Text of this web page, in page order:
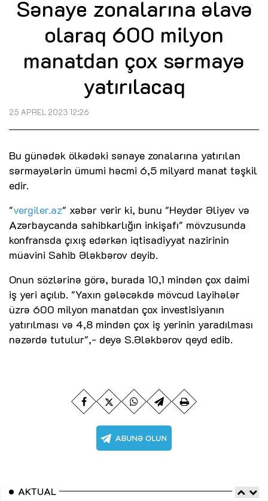
Sənaye zonalarına əlavə
olaraq 600 milyon
manatdan çox sərmayə
yatırılacaq
25 APREL 2023 12:26
Bu günədək ölkədəki sənaye zonalarına yatırılan
sərmayələrin ümumi həcmi 6,5 milyard manat təşkil
edir.
"vergiler.az" xəbər verir ki, bunu "Heydər Əliyev və
Azərbaycanda sahibkarlığın inkişafı" mövzusunda
konfransda çıxış edərkən iqtisadiyyat nazirinin
müavini Sahib Ələkbərov deyib.
Onun sözlərinə görə, burada 10,1 mindən çox daimi
iş yeri açılıb. "Yaxın gələcəkdə mövcud layihələr
üzrə 600 milyon manatdan çox investisiyanın
yatırılması və 4,8 mindən çox iş yerinin yaradılması
nəzərdə tutulur",- deyə S.Ələkbərov qeyd edib.
AKTUAL